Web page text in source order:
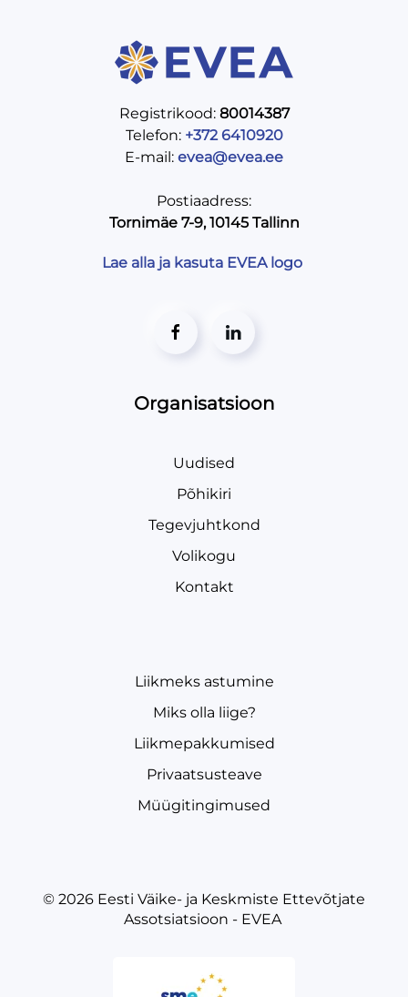
Registrikood: 80014387
Telefon: +372 6410920
E-mail: evea@evea.ee
Postiaadress:
Tornimäe 7-9, 10145 Tallinn
Lae alla ja kasuta EVEA logo
Organisatsioon
Uudised
Põhikiri
Tegevjuhtkond
Volikogu
Kontakt
Liikmeks astumine
Miks olla liige?
Liikmepakkumised
Privaatsusteave
Müügitingimused
© 2026 Eesti Väike- ja Keskmiste Ettevõtjate
Assotsiatsioon - EVEA